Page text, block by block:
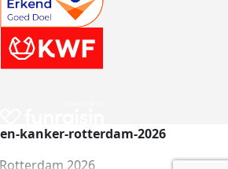
kanker-rotterdam-2026
2026